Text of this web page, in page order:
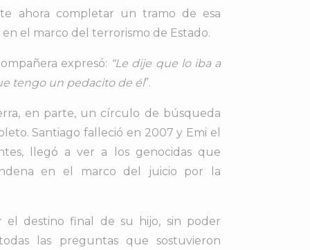
ahora completar un tramo de esa
el marco del terrorismo de Estado.
expresó: “Le dije que lo iba a
tengo un pedacito de él”.
en parte, un círculo de búsqueda
Santiago falleció en 2007 y Emi el
llegó a ver a los genocidas que
en el marco del juicio por la
el destino final de su hijo, sin poder
las preguntas que sostuvieron